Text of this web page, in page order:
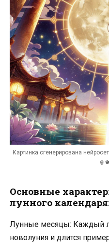
Картинка сгенерирована
Основные
лунного
Лунные месяцы: Каждый
новолуния и длится